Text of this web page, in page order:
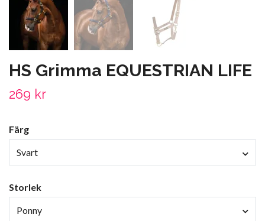
HS Grimma EQUESTRIAN LIFE
269 kr
Färg
Svart
Storlek
Ponny